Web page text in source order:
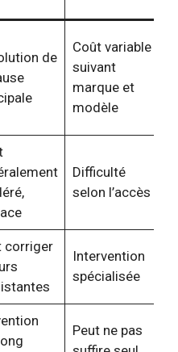
de
Coût variable
suivant
marque et
modèle
Difficulté
selon l’accès
corriger
Intervention
spécialisée
Peut ne pas